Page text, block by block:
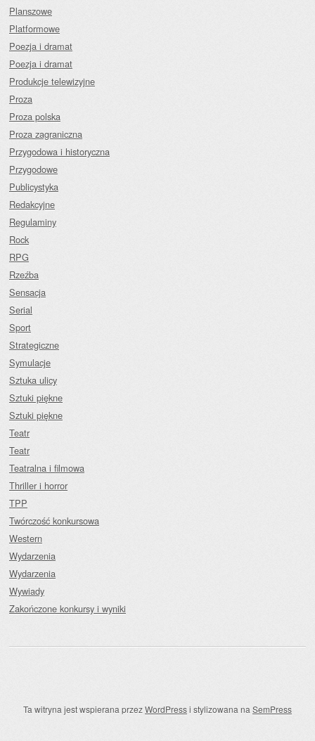
Planszowe
Platformowe
Poezja i dramat
Poezja i dramat
Produkcje telewizyjne
Proza
Proza polska
Proza zagraniczna
Przygodowa i historyczna
Przygodowe
Publicystyka
Redakcyjne
Regulaminy
Rock
RPG
Rzeźba
Sensacja
Serial
Sport
Strategiczne
Symulacje
Sztuka ulicy
Sztuki piękne
Sztuki piękne
Teatr
Teatr
Teatralna i filmowa
Thriller i horror
TPP
Twórczość konkursowa
Western
Wydarzenia
Wydarzenia
Wywiady
Zakończone konkursy i wyniki
Ta witryna jest wspierana przezWordPressi stylizowana na SemPress